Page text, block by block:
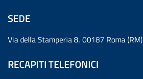
SEDE
Via della Stamperia 8, 00187 Roma (RM)
RECAPITI TELEFONICI